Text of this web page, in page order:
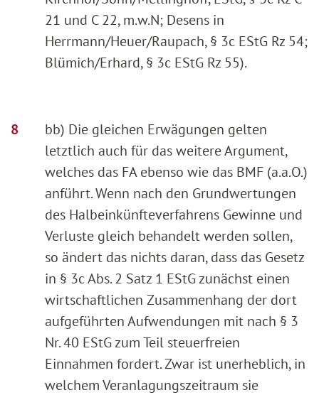
21 und C 22, m.w.N; Desens in
Herrmann/Heuer/Raupach, § 3c EStG Rz 54;
Blümich/Erhard, § 3c EStG Rz 55).
bb) Die gleichen Erwägungen gelten
letztlich auch für das weitere Argument,
welches das FA ebenso wie das BMF (a.a.O.)
anführt. Wenn nach den Grundwertungen
des Halbeinkünfteverfahrens Gewinne und
Verluste gleich behandelt werden sollen,
so ändert das nichts daran, dass das Gesetz
in § 3c Abs. 2 Satz 1 EStG zunächst einen
wirtschaftlichen Zusammenhang der dort
aufgeführten Aufwendungen mit nach § 3
Nr. 40 EStG zum Teil steuerfreien
Einnahmen fordert. Zwar ist unerheblich, in
welchem Veranlagungszeitraum sie